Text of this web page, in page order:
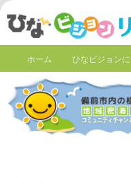
ホーム ひなビジョン